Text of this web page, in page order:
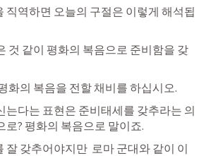
직역하면 오늘의 구절은 이렇게 해석됩
것 같이 평화의 복음으로 준비함을 갖
화의 복음을 전할 채비를 하십시오.
는다는 표현은 준비태세를 갖추라는 의
로? 평화의 복음으로 말이죠.
잘 갖추어야지만  로마 군대와 같이 이